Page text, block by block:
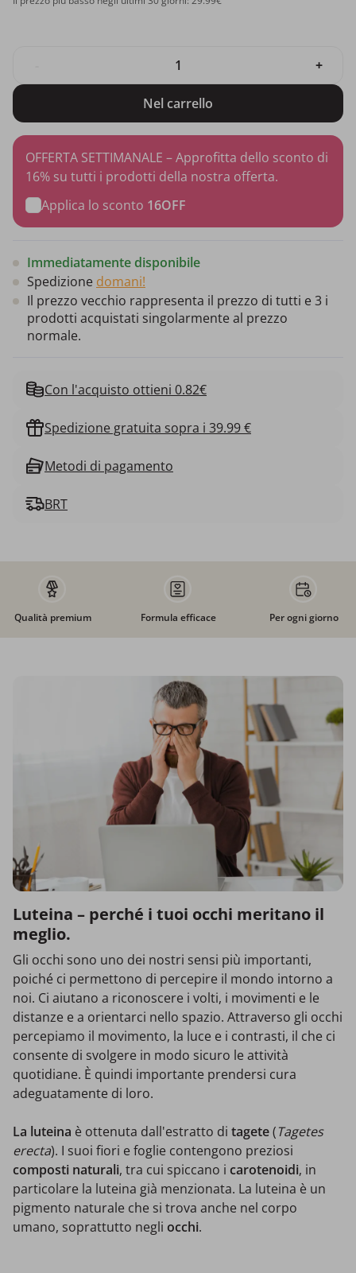
+
Nel carrello
OFFERTA SETTIMANALE – Approfitta dello sconto di
16% su tutti i prodotti della nostra offerta.
Applica lo sconto 16OFF
Immediatamente disponibile
Spedizione domani!
Il prezzo vecchio rappresenta il prezzo di tutti e 3 i
prodotti acquistati singolarmente al prezzo
normale.
Con l'acquisto ottieni 0.82€
Spedizione gratuita sopra i 39.99 €
Metodi di pagamento
BRT
Qualità premium Formula efficace Per ogni giorno
Luteina – perché i tuoi occhi meritano il
meglio.
Gli occhi sono uno dei nostri sensi più importanti,
poiché ci permettono di percepire il mondo intorno a
noi. Ci aiutano a riconoscere i volti, i movimenti e le
distanze e a orientarci nello spazio. Attraverso gli occhi
percepiamo il movimento, la luce e i contrasti, il che ci
consente di svolgere in modo sicuro le attività
quotidiane. È quindi importante prendersi cura
adeguatamente di loro.
La luteina è ottenuta dall'estratto di tagete(Tagetes
erecta). I suoi fiori e foglie contengono preziosi
composti naturali, tra cui spiccano i carotenoidi, in
particolare la luteina già menzionata. La luteina è un
pigmento naturale che si trova anche nel corpo
umano, soprattutto negli occhi.